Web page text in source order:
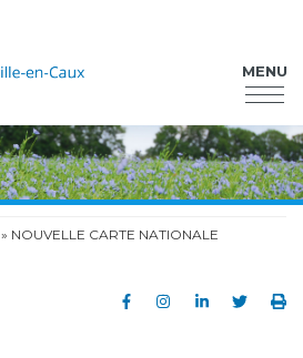
Ourville-en-CauxMENU
» NOUVELLE CARTE NATIONALE
Partager sur
Partager sur
Partager